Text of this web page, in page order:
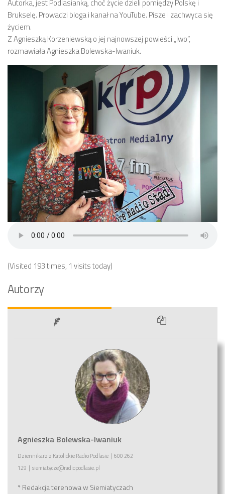
Autorka, jest Podlasianką, choć życie dzieli pomiędzy Polskę i
Brukselę. Prowadzi bloga i kanał na YouTube. Pisze i zachwyca się
życiem.
Z Agnieszką Korzeniewską o jej najnowszej powieści „Iwo”,
rozmawiała Agnieszka Bolewska-Iwaniuk.
(Visited 193 times, 1 visits today)
Autorzy
Agnieszka Bolewska-Iwaniuk
Dziennikarz z Katolickie Radio Podlasie | 600 262
129 | siemiatycze@radiopodlasie.pl
* Redakcja terenowa w Siemiatyczach